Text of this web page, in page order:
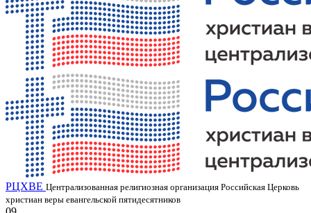
РЦХВЕ Централизованная религиозная организация Российская Церковь
христиан веры евангельской пятидесятников